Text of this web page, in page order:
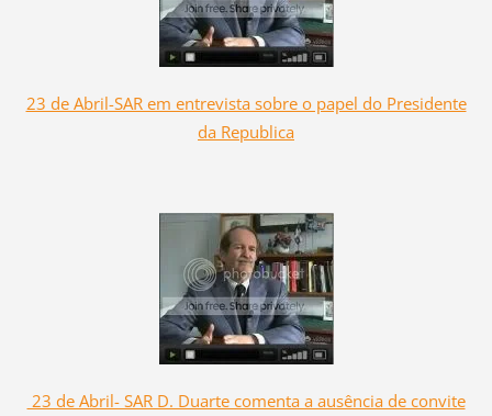
23 de Abril-SAR em entrevista sobre o papel do Presidente
da Republica
23 de Abril- SAR D. Duarte comenta a ausência de convite